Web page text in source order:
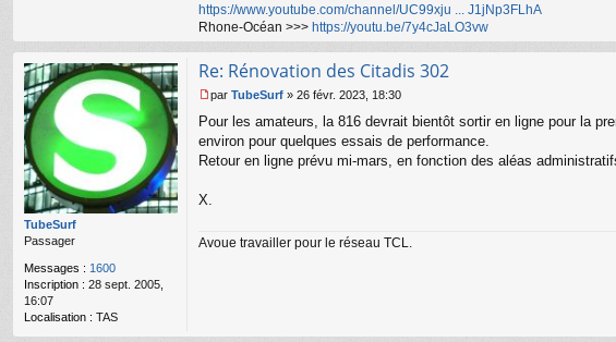
https://www.youtube.com/channel/UC99xju ... J1jNp3FLhA
Rhone-Océan >>> https://youtu.be/7y4cJaLO3vw
TubeSurf
Passager
Messages : 1600
Inscription : 28 sept. 2005,
16:07
Localisation : TAS
Re: Rénovation des Citadis 302
e
s
s
e
o
par TubeSurf » 26 févr. 2023, 18:30
Pour les amateurs, la 816 devrait bientôt sortir en ligne pour la
environ pour quelques essais de performance.
Retour en ligne prévu mi-mars, en fonction des aléas
X.
Avoue travailler pour le réseau TCL.